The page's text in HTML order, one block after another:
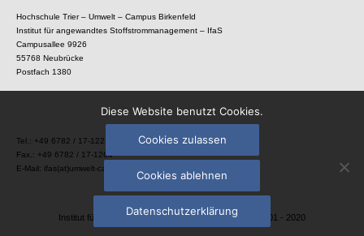
Hochschule Trier – Umwelt – Campus Birkenfeld
Institut für angewandtes Stoffstrommanagement – IfaS
Campusallee 9926
55768 Neubrücke
Postfach 1380
Tel.: +49 6782 / 17-1221
Fax.: +49 6782 / 17-1264
E-Mail: ifas(at)umwelt-campus.de
Institut für angewandtes Stoffstrommanagement © 2001 - 2020
Diese Website benutzt Cookies.
Cookies zulassen
Cookies ablehnen
Datenschutzerklärung